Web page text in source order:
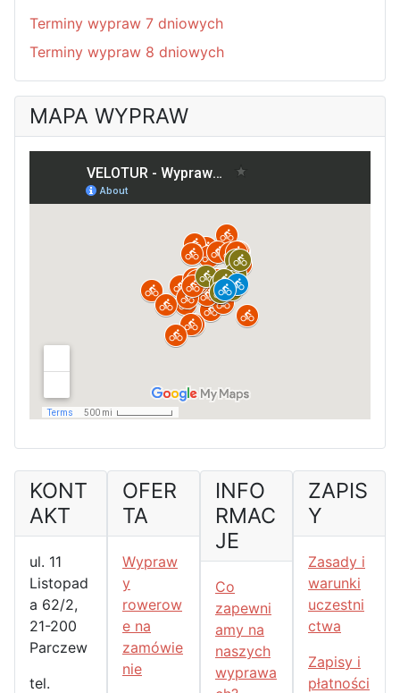
Terminy wypraw 7 dniowych
Terminy wypraw 8 dniowych
MAPA WYPRAW
KONT
AKT
ul. 11
Listopad
a 62/2,
21-200
Parczew
tel.
OFER
TA
Wypraw
y
rowerow
e na
zamówie
nie
INFO
RMAC
JE
Co
zapewni
amy na
naszych
wyprawa
ZAPIS
Y
Zasady i
warunki
uczestni
ctwa
Zapisy i
płatności